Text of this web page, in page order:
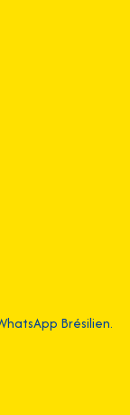
Brésilien.